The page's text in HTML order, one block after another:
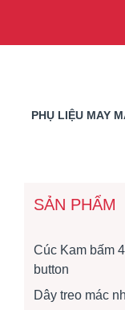
PHỤ LIỆU MAY
SẢN PHẨM
Cúc Kam bấm
button
Dây treo mác